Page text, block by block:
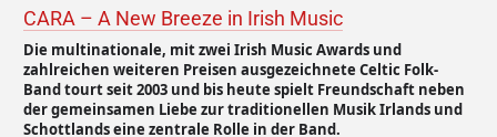
CARA – A New Breeze in Irish Music
Die multinationale, mit zwei Irish Music Awards und
zahlreichen weiteren Preisen ausgezeichnete Celtic Folk-
Band tourt seit 2003 und bis heute spielt Freundschaft neben
der gemeinsamen Liebe zur traditionellen Musik Irlands und
Schottlands eine zentrale Rolle in der Band.